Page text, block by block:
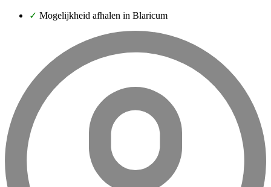
✓ Mogelijkheid afhalen in Blaricum